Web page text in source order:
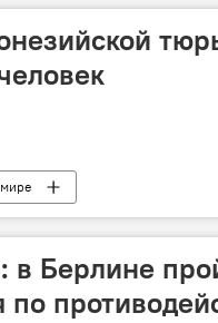
Берлине
по